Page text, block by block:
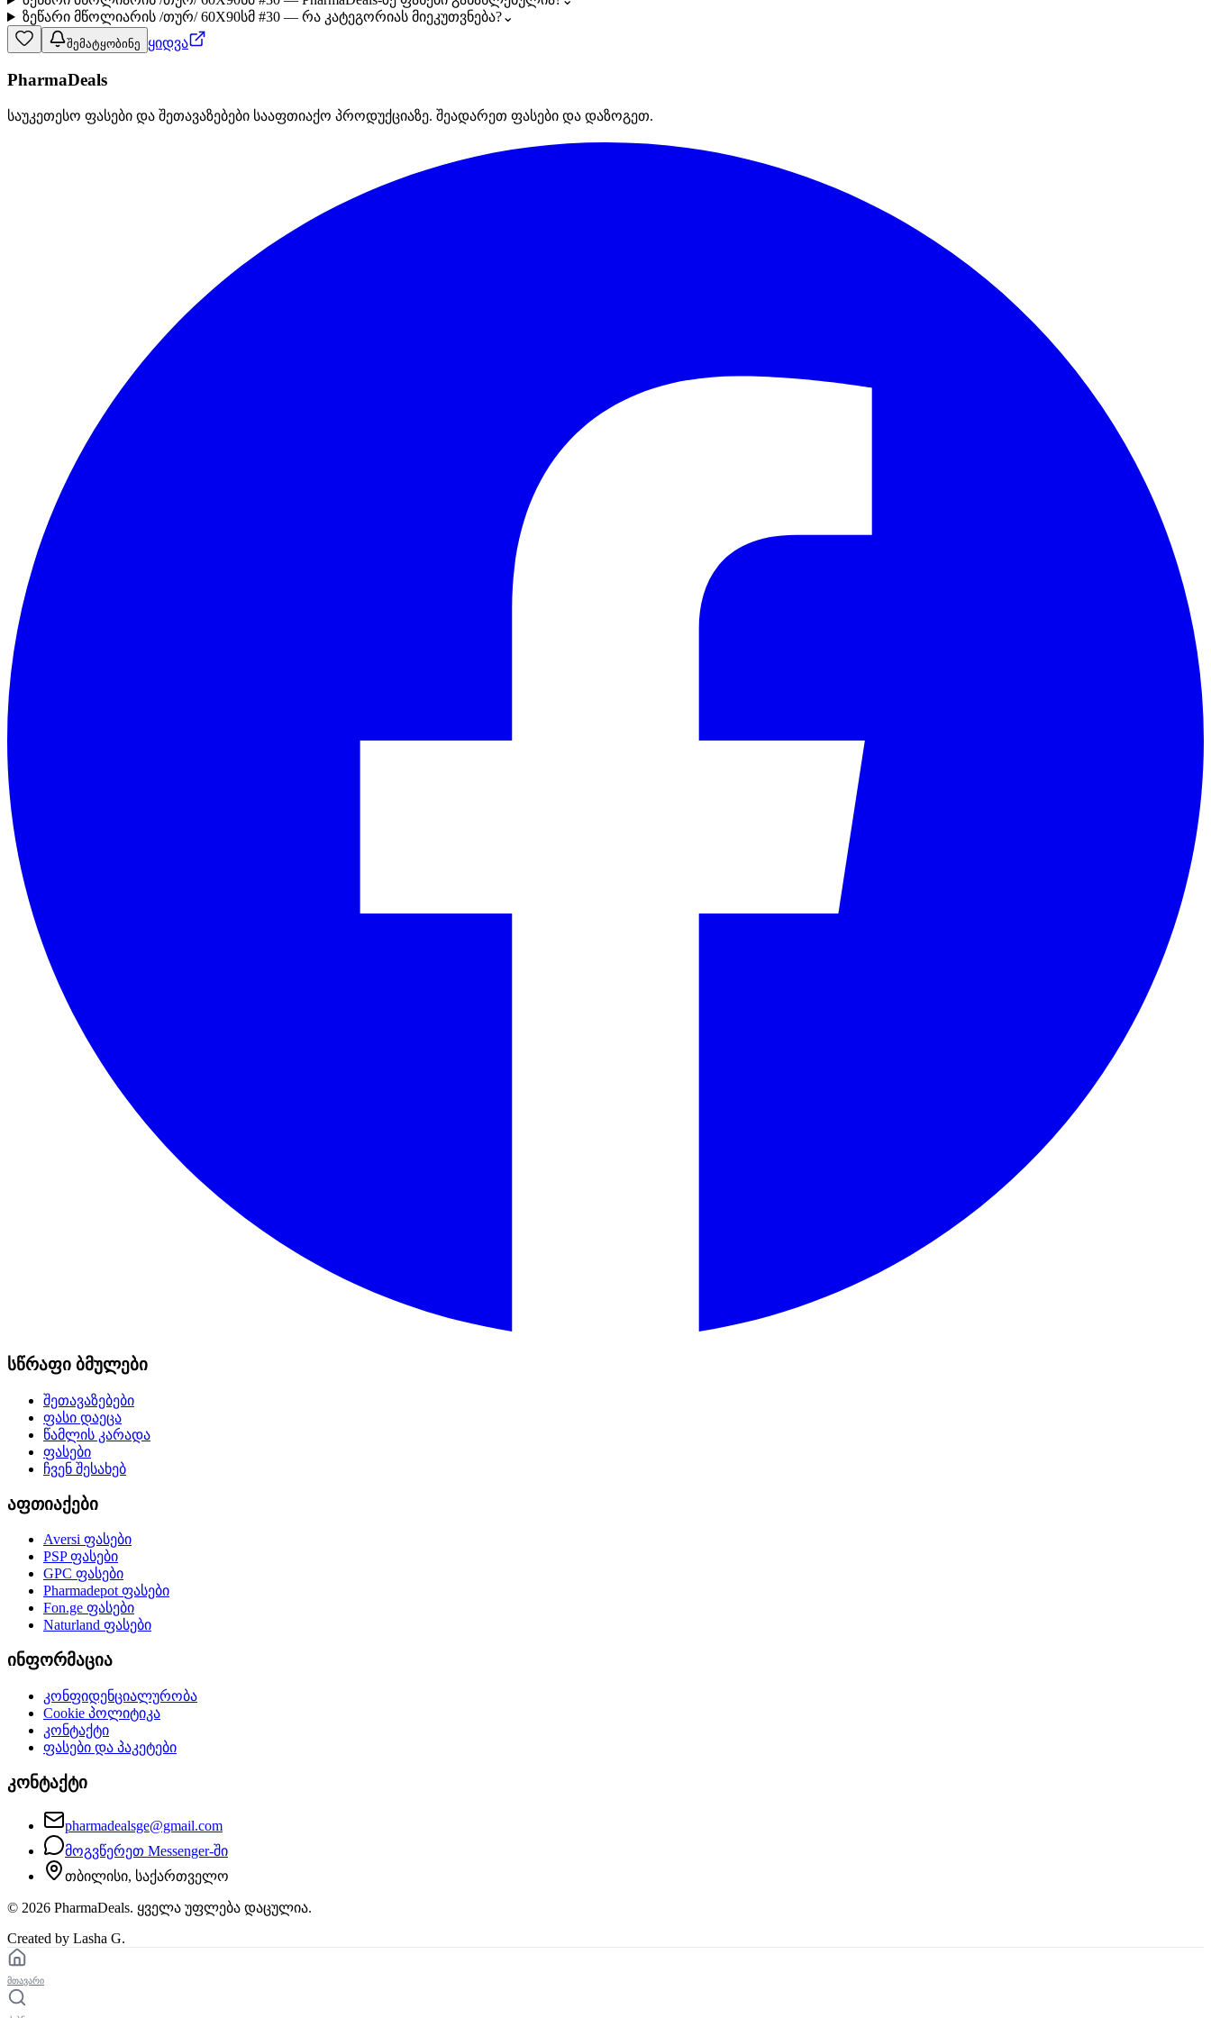
ზეწარი მწოლიარის /თურ/ 60X90სმ #30 — რა კატეგორიას მიეკუთვნება?⌄
შემატყობინე ყიდვა
PharmaDeals
საუკეთესო ფასები და შეთავაზებები სააფთიაქო პროდუქციაზე. შეადარეთ ფასები და დაზოგეთ.
სწრაფი ბმულები
შეთავაზებები
ფასი დაეცა
წამლის კარადა
ფასები
ჩვენ შესახებ
აფთიაქები
Aversi ფასები
PSPფასები
GPC ფასები
Pharmadepotფასები
Fon.ge ფასები
Naturland ფასები
ინფორმაცია
კონფიდენციალურობა
Cookie პოლიტიკა
კონტაქტი
ფასები და პაკეტები
კონტაქტი
pharmadealsge@gmail.com
მოგვწერეთ Messenger-ში
თბილისი, საქართველო
© 2026 PharmaDeals. ყველა უფლება დაცულია.
Created by Lasha G.
მთავარი